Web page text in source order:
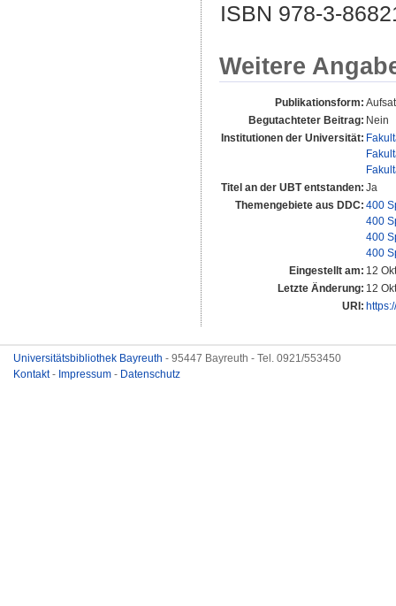
ISBN 978-3-
Weitere
Publikationsform:
Begutachteter Beitrag: Nein
Institutionen der Universität:
Titel an der UBT entstanden: Ja
Themengebiete aus DDC: 400
400
400
400
Eingestellt am: 12
Letzte Änderung: 12
URI:
Universitätsbibliothek Bayreuth - 95447 Bayreuth - Tel. 0921/553450
Kontakt- Impressum - Datenschutz